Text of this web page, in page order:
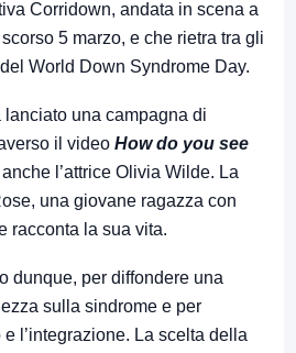
Corridown, andata in scena a
5 marzo, e che rietra tra gli
World Down Syndrome Day.
lanciato una campagna di
il video How do you see
l’attrice Olivia Wilde. La
una giovane ragazza con
racconta la sua vita.
dunque, per diffondere una
sulla sindrome e per
l’integrazione. La scelta della